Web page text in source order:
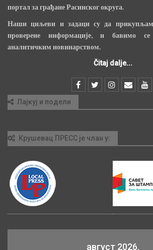
портал за грађане Расинског округа.
Наши циљеви и задаци су да
проверене информације, и бавимо
аналитичким новинарством.
Čitaj dalje...
Лајкуј и подели
Крушевац ПРЕСС је члан у:
август 2026.